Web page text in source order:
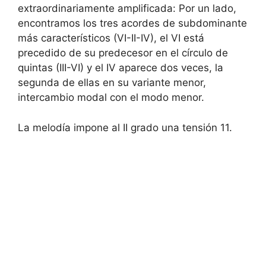
extraordinariamente amplificada: Por un lado,
encontramos los tres acordes de subdominante
más característicos (VI-II-IV), el VI está
precedido de su predecesor en el círculo de
quintas (III-VI) y el IV aparece dos veces, la
segunda de ellas en su variante menor,
intercambio modal con el modo menor.
La melodía impone al II grado una tensión 11.